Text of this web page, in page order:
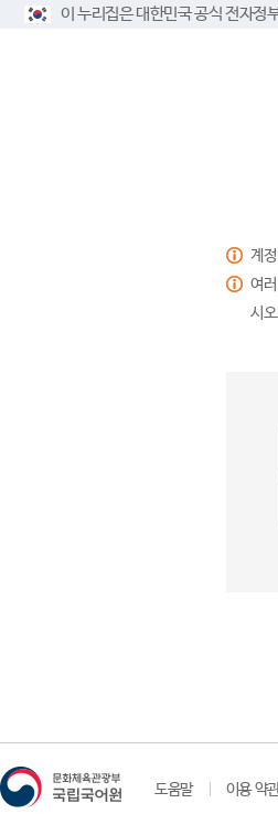
이 누리집은 대한민국 공식 전자정
계
여
시오.
도움말 이용 약